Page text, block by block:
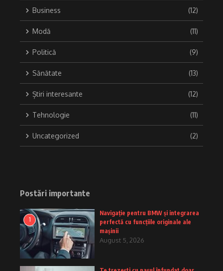
Business (12)
Modă (11)
Politică (9)
Sănătate (13)
Știri interesante (12)
Tehnologie (11)
Uncategorized (2)
Postări importante
1
Navigație pentru BMW și integrarea
perfectă cu funcțiile originale ale
mașinii
August 5, 2026